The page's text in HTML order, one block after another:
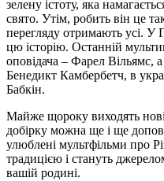
зелену істоту, яка
свято. Утім, робить він це
перегляду отримають усі. У
цю історію. Останній
оповідача – Фарел Вільямс,
Бенедикт Камбербетч, в
Бабкін.
Майже щороку виходять
добірку можна ще і ще
улюблені мультфільми про
традицією і стануть
вашій родині.